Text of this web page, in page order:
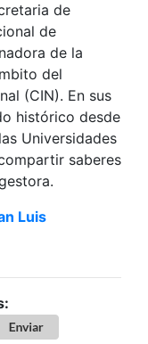
de
de
de la
del
(CIN). En sus
histórico desde
Universidades
saberes
Luis